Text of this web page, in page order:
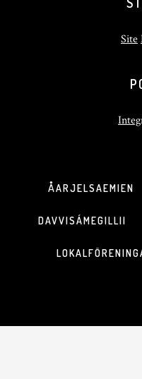
Site
ÅARJELSAEMIEN
DAVVISÁMEGILLII